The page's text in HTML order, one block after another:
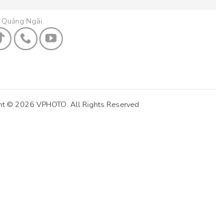
Ngãi.
© 2026 VPHOTO. All Rights Reserved